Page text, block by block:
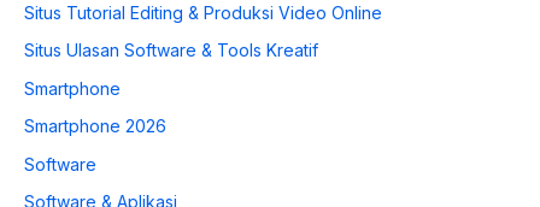
Situs Tutorial Editing & Produksi Video Online
Situs Ulasan Software & Tools Kreatif
Smartphone
Smartphone 2026
Software
Software & Aplikasi